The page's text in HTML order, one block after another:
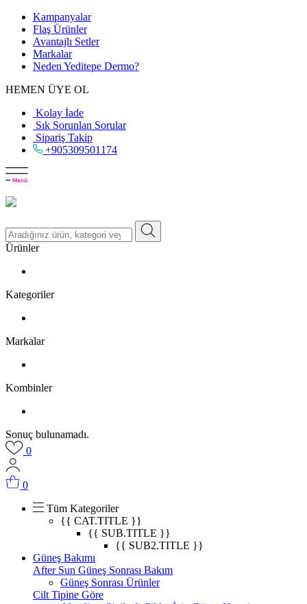
Kampanyalar
Flaş Ürünler
Avantajlı Setler
Markalar
Neden Yeditepe Dermo?
HEMEN ÜYE OL
Kolay İade
Sık Sorunlan Sorular
Sipariş Takip
+905309501174
Ürünler
Kategoriler
Markalar
Kombinler
Sonuç bulunamadı.
0
0
Tüm Kategoriler
{{ CAT.TITLE }}
{{ SUB.TITLE }}
{{ SUB2.TITLE }}
Güneş Bakımı
After Sun Güneş Sonrası Bakım
Güneş Sonrası Ürünler
Cilt Tipine Göre